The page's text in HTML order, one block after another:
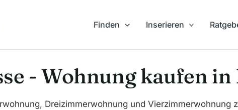
Finden Inserieren
- Wohnung kaufen
Dreizimmerwohnung und Vierzimmerwohnung